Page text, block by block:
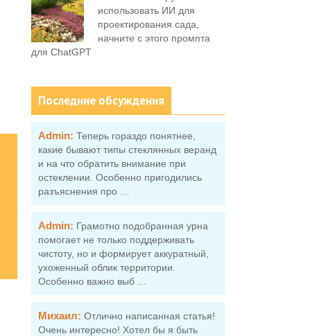
использовать ИИ для
проектирования сада,
начните с этого промпта
для ChatGPT
Последние обсуждения
Admin: Теперь гораздо понятнее,
какие бывают типы стеклянных веранд
и на что обратить внимание при
остеклении. Особенно пригодились
разъяснения про …
Admin: Грамотно подобранная урна
помогает не только поддерживать
чистоту, но и формирует аккуратный,
ухоженный облик территории.
Особенно важно выб …
Михаил: Отлично написанная статья!
Очень интересно! Хотел бы я быть